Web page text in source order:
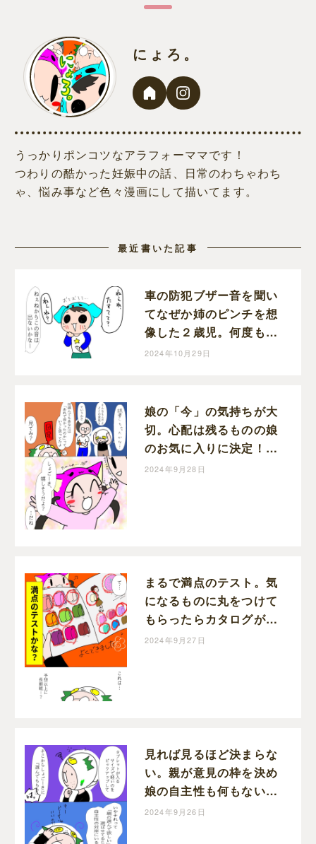
にょろ。
うっかりポンコツなアラフォーママです！
つわりの酷かった妊娠中の話、日常のわちゃわち
ゃ、悩み事など色々漫画にして描いてます。
最近書いた記事
車の防犯ブザー音を聞い
てなぜか姉のピンチを想
像した２歳児。何度も説
明するも伝わらず。｜に
2024年10月29日
娘の「今」の気持ちが大
切。心配は残るものの娘
のお気に入りに決定！娘
のラン活［５完］｜にょ
2024年9月28日
まるで満点のテスト。気
になるものに丸をつけて
もらったらカタログが丸
だらけ。娘のラン活
2024年9月27日
見れば見るほど決まらな
い。親が意見の枠を決め
娘の自主性も何もないと
悶える。娘のラン活
2024年9月26日